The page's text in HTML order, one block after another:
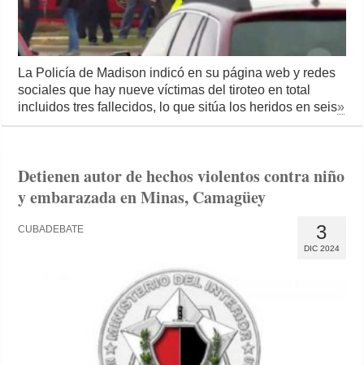
La Policía de Madison indicó en su página web y redes
sociales que hay nueve víctimas del tiroteo en total
incluidos tres fallecidos, lo que sitúa los heridos en seis»
Detienen autor de hechos violentos contra niño
y embarazada en Minas, Camagüey
3
DIC 2024
CUBADEBATE